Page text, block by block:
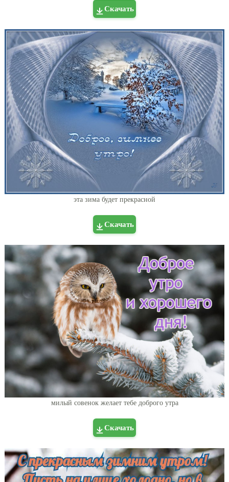
Скачать
эта зима будет прекрасной
Скачать
милый совенок желает тебе доброго утра
Скачать